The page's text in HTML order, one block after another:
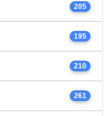
205
195
210
261